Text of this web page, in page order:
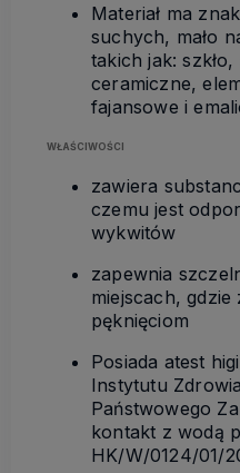
Materiał ma
suchych, mało
takich jak:
ceramiczne,
fajansowe i
WŁAŚCIWOŚCI
zawiera
czemu jest
wykwitów
zapewnia
miejscach, gdzie
pęknięciom
Posiada atest
Instytutu
Państwowego
kontakt z wodą
HK/W/0124/01/